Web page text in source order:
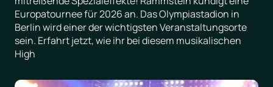
Europatournee für 2026 an. Das Olympiastadion in
Berlin wird einer der wichtigsten Veranstaltungsorte
sein. Erfahrt jetzt, wie ihr bei diesem musikalischen
High